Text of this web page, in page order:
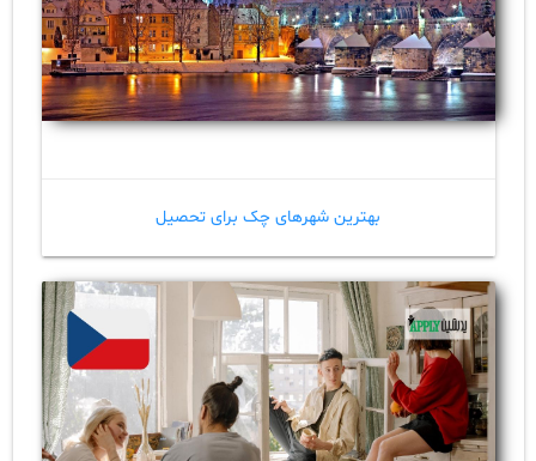
بهترین شهرهای چک برای تحصیل